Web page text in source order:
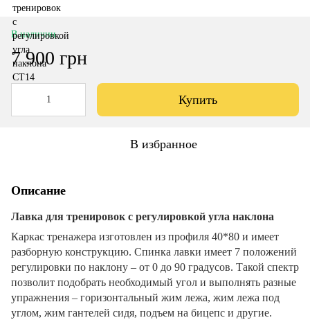
В наличии
7 900 грн
Купить
В избранное
Описание
Лавка для тренировок с регулировкой угла наклона
Каркас тренажера изготовлен из профиля 40*80 и имеет
разборную конструкцию. Спинка лавки имеет 7 положений
регулировки по наклону – от 0 до 90 градусов. Такой спектр
позволит подобрать необходимый угол и выполнять разные
упражнения – горизонтальный жим лежа, жим лежа под
углом, жим гантелей сидя, подъем на бицепс и другие.